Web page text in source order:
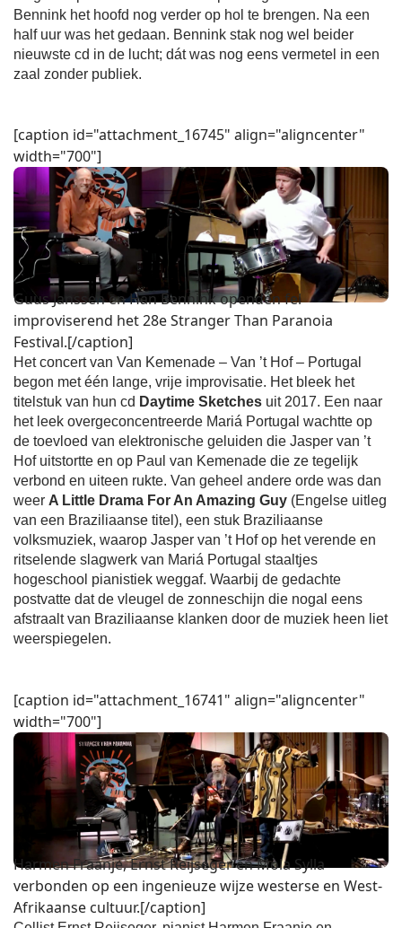
Bennink het hoofd nog verder op hol te brengen. Na een
half uur was het gedaan. Bennink stak nog wel beider
nieuwste cd in de lucht; dát was nog eens vermetel in een
zaal zonder publiek.
[caption id="attachment_16745" align="aligncenter"
width="700"]
Guus Janssen en Han Bennink openden fel
improviserend het 28e Stranger Than Paranoia
Festival.[/caption]
Het concert van Van Kemenade – Van ’t Hof – Portugal
begon met één lange, vrije improvisatie. Het bleek het
titelstuk van hun cd Daytime Sketches uit 2017. Een naar
het leek overgeconcentreerde Mariá Portugal wachtte op
de toevloed van elektronische geluiden die Jasper van ’t
Hof uitstortte en op Paul van Kemenade die ze tegelijk
verbond en uiteen rukte. Van geheel andere orde was dan
weer A Little Drama For An Amazing Guy (Engelse uitleg
van een Braziliaanse titel), een stuk Braziliaanse
volksmuziek, waarop Jasper van ’t Hof op het verende en
ritselende slagwerk van Mariá Portugal staaltjes
hogeschool pianistiek weggaf. Waarbij de gedachte
postvatte dat de vleugel de zonneschijn die nogal eens
afstraalt van Braziliaanse klanken door de muziek heen liet
weerspiegelen.
[caption id="attachment_16741" align="aligncenter"
width="700"]
Harmen Fraanje, Ernst Reijseger en Mola Sylla
verbonden op een ingenieuze wijze westerse en West-
Afrikaanse cultuur.[/caption]